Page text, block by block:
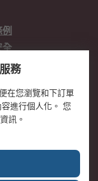
全
心
款
務
在您瀏覽和下訂單
進行個人化。 您
訊。